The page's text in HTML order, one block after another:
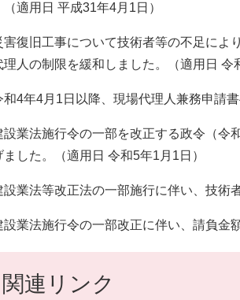
（適用日 平成31年4月1日）
復旧工事について技術者等の不足によ
理人の制限を緩和しました。（適用日 令
4年4月1日以降、現場代理人兼務申請書
業法施行令の一部を改正する政令（令
ました。（適用日 令和5年1月1日）
業法等改正法の一部施行に伴い、技術
業法施行令の一部改正に伴い、請負金
関連リンク